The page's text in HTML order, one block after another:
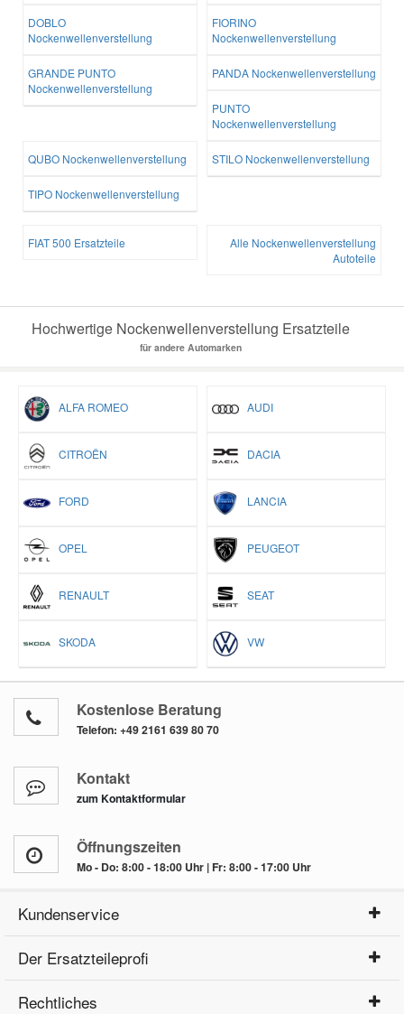
DOBLO
Nockenwellenverstellung
FIORINO
Nockenwellenverstellung
GRANDE PUNTO
Nockenwellenverstellung
PANDA Nockenwellenverstellung
PUNTO
Nockenwellenverstellung
QUBO Nockenwellenverstellung STILO Nockenwellenverstellung
TIPO Nockenwellenverstellung
FIAT 500 Ersatzteile
Alle Nockenwellenverstellung
Autoteile
Hochwertige Nockenwellenverstellung Ersatzteile
für andere Automarken
ALFA ROMEO AUDI
CITROËN DACIA
FORD LANCIA
OPEL PEUGEOT
RENAULT SEAT
SKODA VW
Kostenlose Beratung
Telefon: +49 2161 639 80 70
Kontakt
zum Kontaktformular
Öffnungszeiten
Mo - Do: 8:00 - 18:00 Uhr | Fr: 8:00 - 17:00 Uhr
Kundenservice
Der Ersatzteileprofi
Rechtliches